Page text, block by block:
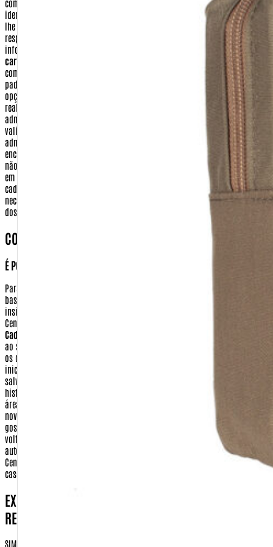
como os dados que não são compartilhados.
Nome e Endereço - Sua
identificação e localização deverão constar no pacote com os produtos que
lhe serão enviados quando realizar uma compra. Assim sendo, a empresa
responsável pela entrega de seu pedido, poderá ter acesso a esta
informação como forma, apenas, de cumprir o seu serviço.
Número do
cartão de crédito, data de validade e código de segurança
- Informações
como esta, de tamanha importância, são tratadas sob os mais rigorosos
padrões de segurança. Os seus dados de cartão de crédito, quando feita a
opção por este tipo de pagamento, serão utilizados apenas para a
realização de transação eletrônica, entre a Warfare.com.br e a sua
administradora de cartão de crédito. As informações digitadas (número,
validade e código de segurança) são criptografadas e enviadas para a
administradora do cartão. Após confirmado o pagamento e o envio da
encomenda, esses dados são apagados de nosso sistema. A warfare.com.br
não tem em momento algum acesso a essas informações que são digitadas
em ambiente seguro do meio de pagamento.
Dados bancários
- No seu
cadastro de compra realizado no site http://www.Warfare.com.br não será
necessário fornecer nenhuma de suas informações bancárias, com exceção
dos casos necessários para realização de devolução
COMO POSSO TER ACESSO AS MINHAS INFORMAÇÕES?
É POSSÍVEL APAGAR OU ALTERAR ESSAS INFORMAÇÕES?
Para ter acesso aos seus dados ou realizar a alteração em seu cadastro,
basta clicar no ícone 'Meu Cadastro', localizado no topo da tela. Depois
insira sua identificação e sua senha. Você será remetido para o menu da
Central de Cliente. Nesta tela você terá as seguintes opções:
Cadastrais:
ao seu cadastro pessoal (identificação, senha, e-mail e preferências). Altere
os que julgar necessário e clique em 'Continuar'. Você voltará para a tela
inicial da área 'Meu Cadastro'. Suas alterações estarão automaticamente
salvas.
histórico de seus pedidos.
você poderá selecionar as
áreas de seu interesse para receber, semanalmente, um E-mail com todas as
novidades da Warfare.com.br. Escolha os assuntos referentes ao qual você
gostaria de receber os principais lançamentos. Clique em 'Continuar'. Você
voltará para a tela inicial da área 'Meu Cadastro'. Suas alterações estarão
automaticamente salvas.
Encerra sua sessão com a
Central do Cliente, fazendo com que você tenha que se identificar novamente
caso queira atualizar seus dados ou finalizar uma compra.
EXISTE ALGUM PASSO DA TRANSAÇÃO DE COMPRA,
REALIZADA FORA DO SITE HTTP://WARFARE.COM.BR?
SIM. Ao efetuar sua compra por cartão de credito ou boleto bancario, você